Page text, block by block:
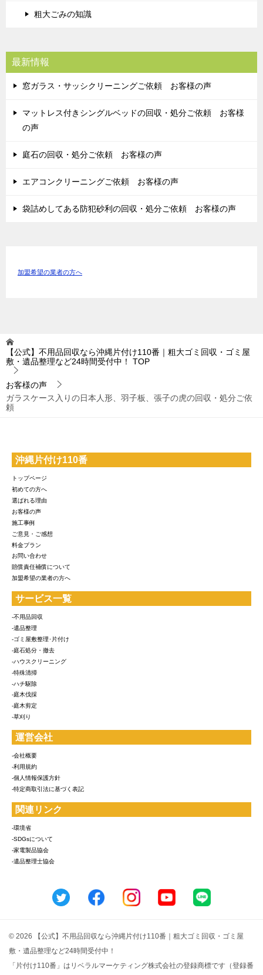
粗大ごみの知識
最新情報
窓ガラス・サッシクリーニングご依頼 お客様の声
マットレス付きシングルベッドの回収・処分ご依頼 お客様
の声
庭石の回収・処分ご依頼 お客様の声
エアコンクリーニングご依頼 お客様の声
袋詰めしてある防犯砂利の回収・処分ご依頼 お客様の声
加盟希望の業者の方へ
【公式】不用品回収なら沖縄片付け110番｜粗大ゴミ回収・ゴミ屋
敷・遺品整理など24時間受付中！
TOP
お客様の声
ガラスケース入りの日本人形、羽子板、張子の虎の回収・処分ご依
頼
沖縄片付け110番
トップページ
初めての方へ
選ばれる理由
お客様の声
施工事例
ご意見・ご感想
料金プラン
お問い合わせ
賠償責任補償について
加盟希望の業者の方へ
サービス一覧
-不用品回収
-遺品整理
-ゴミ屋敷整理･片付け
-庭石処分・撤去
-ハウスクリーニング
-特殊清掃
-ハチ駆除
-庭木伐採
-庭木剪定
-草刈り
運営会社
-会社概要
-利用規約
-個人情報保護方針
-特定商取引法に基づく表記
関連リンク
-環境省
-SDGsについて
-家電製品協会
-遺品整理士協会
© 2026 【公式】不用品回収なら沖縄片付け110番｜粗大ゴミ回収・ゴミ屋
敷・遺品整理など24時間受付中！
「片付け110番」はリベラルマーケティング株式会社の登録商標です（登録番